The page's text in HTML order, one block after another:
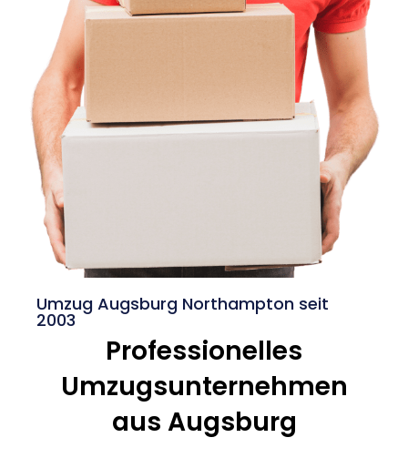
Umzug Augsburg Northampton seit
2003
Professionelles
Umzugsunternehmen
aus Augsburg